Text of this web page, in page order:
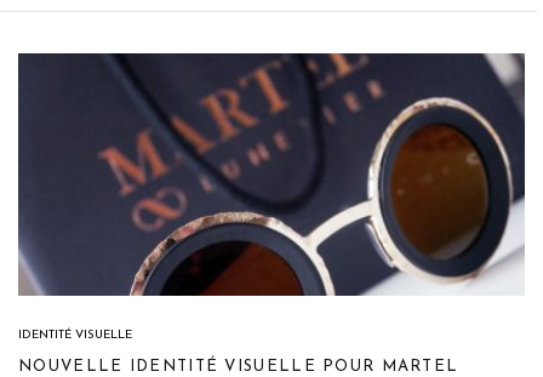
IDENTITÉ VISUELLE
NOUVELLE IDENTITÉ VISUELLE POUR MARTEL